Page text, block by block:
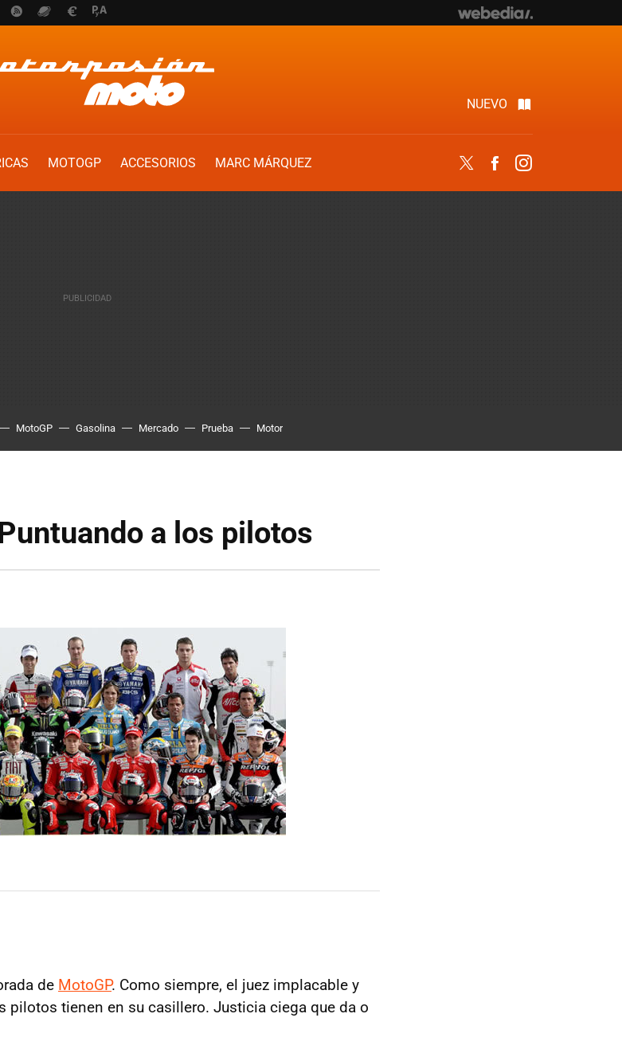
NUEVO
MOTOGP ACCESORIOS
MARC MÁRQUEZ
Twitter Facebook
MotoGP Gasolina Mercado Prueba Motor
a los pilotos
de MotoGP. Como siempre, el juez implacable y
pilotos tienen en su casillero. Justicia ciega que da o